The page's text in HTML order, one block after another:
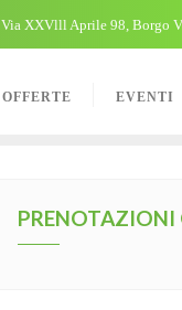
Via XXVlll Aprile 98, Borgo
OFFERTE EVENTI
PRENOTAZIONI